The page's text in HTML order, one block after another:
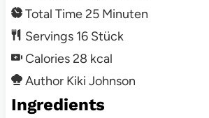
Total Time25 Minuten
Servings 16 Stück
Calories28 kcal
Author Kiki Johnson
Ingredients